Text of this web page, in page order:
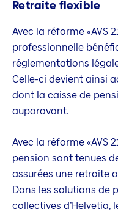
Retraite flexible
Avec la réforme «AVS
professionnelle
réglementations
Celle-ci devient ainsi
dont la caisse de
auparavant.
Avec la réforme «AVS
pension sont tenues
assurées une retraite
Dans les solutions de
collectives d’Helvetia,